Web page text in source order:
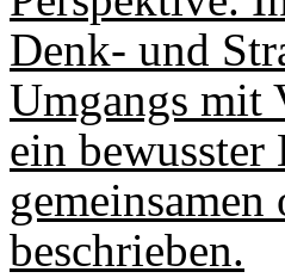
Denk- und
Umgangs mit
ein
beschrieben.